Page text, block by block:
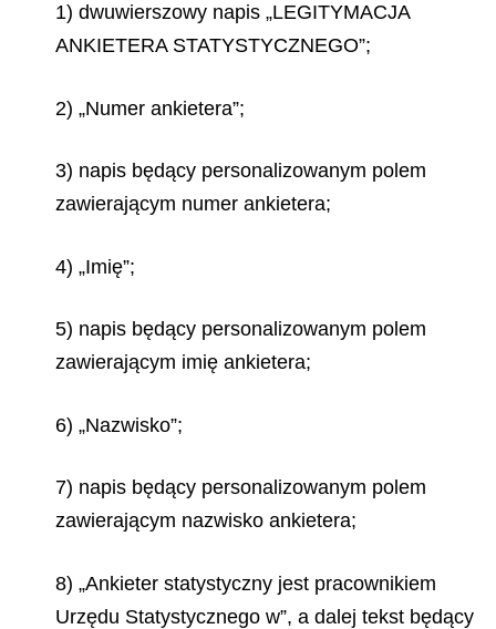
1) dwuwierszowy napis „LEGITYMACJA
ANKIETERA STATYSTYCZNEGO”;
2) „Numer ankietera”;
3) napis będący personalizowanym polem
zawierającym numer ankietera;
4) „Imię”;
5) napis będący personalizowanym polem
zawierającym imię ankietera;
6) „Nazwisko”;
7) napis będący personalizowanym polem
zawierającym nazwisko ankietera;
8) „Ankieter statystyczny jest pracownikiem
Urzędu Statystycznego w”, a dalej tekst będący